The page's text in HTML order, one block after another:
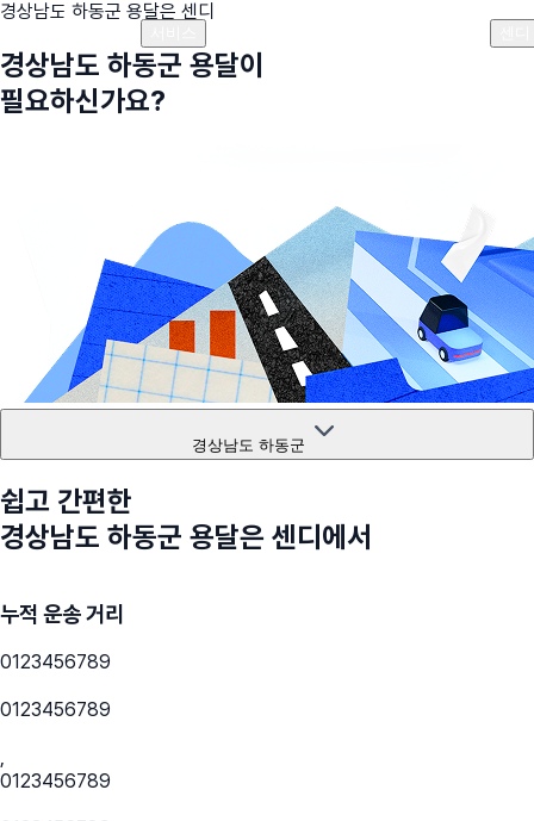
경상남도 하동군 용달은 센디
경상남도 하동군 용달이
필요하신가요?
경상남도 하동군
쉽고 간편한
경상남도 하동군 용달은 센디에서
누적 운송 거리
0123456789
0123456789
,
0123456789